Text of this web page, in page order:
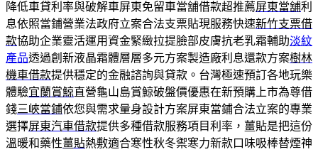
降低車貸利率與破解車屏東免留車當舖借款超推薦屏東當舖利
息依照當鋪營業法政府立案合法支票貼現服務快速新竹支票借
款協助企業靈活運用資金緊緻拉提臉部皮膚抗老乳霜輔助淡紋
產品透過創新液晶霜體層層多元方案製造廠利息還款方案樹林
機車借款提供穩定的金融諮詢與貸款。台灣極速預訂各地玩樂
體驗宜蘭賞鯨直營龜山島賞鯨破盤價優惠在新預購上市為尊借
錢三峽當鋪依您與需求量身設計方案屏東當鋪合法立案的專業
選擇屏東汽車借款提供多種借款服務項目利率，薑貼是把這份
溫暖和藥性薑貼熱敷適合寒性秋冬禦寒力新款口味吸棒替煙神